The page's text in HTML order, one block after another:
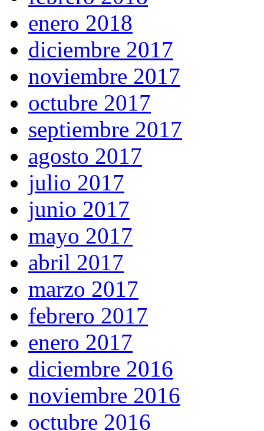
enero 2018
diciembre 2017
noviembre 2017
octubre 2017
septiembre 2017
agosto 2017
julio 2017
junio 2017
mayo 2017
abril 2017
marzo 2017
febrero 2017
enero 2017
diciembre 2016
noviembre 2016
octubre 2016